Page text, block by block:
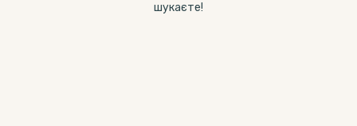
шукаєте!